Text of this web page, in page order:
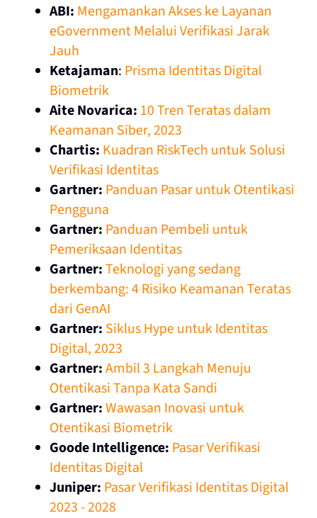
ABI: Mengamankan Akses ke Layanan
eGovernment Melalui Verifikasi Jarak
Jauh
Ketajaman: Prisma Identitas Digital
Biometrik
Aite Novarica: 10 Tren Teratas dalam
Keamanan Siber, 2023
Chartis: Kuadran RiskTech untuk Solusi
Verifikasi Identitas
Gartner: Panduan Pasar untuk Otentikasi
Pengguna
Gartner: Panduan Pembeli untuk
Pemeriksaan Identitas
Gartner:Teknologi yang sedang
berkembang: 4 Risiko Keamanan Teratas
dari GenAI
Gartner: Siklus Hype untuk Identitas
Digital, 2023
Gartner:Ambil 3 Langkah Menuju
Otentikasi Tanpa Kata Sandi
Gartner:Wawasan Inovasi untuk
Otentikasi Biometrik
Goode Intelligence: Pasar Verifikasi
Identitas Digital
Juniper: Pasar Verifikasi Identitas Digital
2023 - 2028